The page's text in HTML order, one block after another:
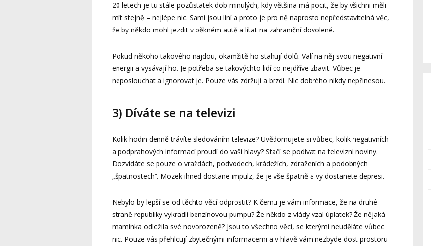
20 letech je tu stále pozůstatek dob minulých, kdy většina má pocit, že by všichni měli
mít stejně – nejlépe nic. Sami jsou líní a proto je pro ně naprosto nepředstavitelná věc,
že by někdo mohl jezdit v pěkném autě a lítat na zahraniční dovolené.
Pokud někoho takového najdou, okamžitě ho stahují dolů. Valí na něj svou negativní
energii a vysávají ho. Je potřeba se takovýchto lidí co nejdříve zbavit. Vůbec je
neposlouchat a ignorovat je. Pouze vás zdržují a brzdí. Nic dobrého nikdy nepřinesou.
3) Díváte se na televizi
Kolik hodin denně trávíte sledováním televize? Uvědomujete si vůbec, kolik negativních
a podprahových informací proudí do vaší hlavy? Stačí se podívat na televizní noviny.
Dozvídáte se pouze o vraždách, podvodech, krádežích, zdraženích a podobných
„špatnostech“. Mozek ihned dostane impulz, že je vše špatně a vy dostanete depresi.
Nebylo by lepší se od těchto věcí odprostit? K čemu je vám informace, že na druhé
straně republiky vykradli benzínovou pumpu? Že někdo z vlády vzal úplatek? Že nějaká
maminka odložila své novorozeně? Jsou to všechno věci, se kterými neuděláte vůbec
nic. Pouze vás přehlcují zbytečnými informacemi a v hlavě vám nezbyde dost prostoru